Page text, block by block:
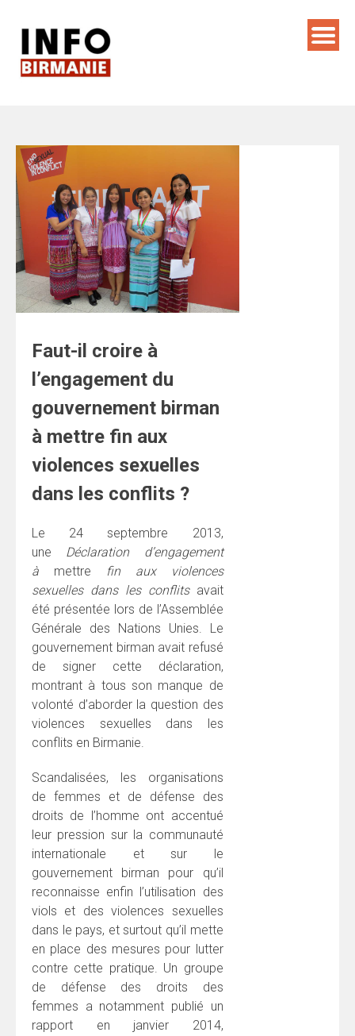
Faut-il croire à
l’engagement du
gouvernement birman
à mettre fin aux
violences sexuelles
dans les conflits ?
Le 24 septembre 2013,
une Déclaration d’engagement
à mettre
fin aux violences
sexuelles dans les conflitsavait
été présentée lors de l’Assemblée
Générale des Nations Unies. Le
gouvernement birman avait refusé
de signer cette déclaration,
montrant à tous son manque de
volonté d’aborder la question des
violences sexuelles dans les
conflits en Birmanie.
Scandalisées, les organisations
de femmes et de défense des
droits de l’homme ont accentué
leur pression sur la communauté
internationale et sur le
gouvernement birman pour qu’il
reconnaisse enfin l’utilisation des
viols et des violences sexuelles
dans le pays, et surtout qu’il mette
en place des mesures pour lutter
contre cette pratique. Un groupe
de défense des droits des
femmes a notamment publié un
rapport en janvier 2014,